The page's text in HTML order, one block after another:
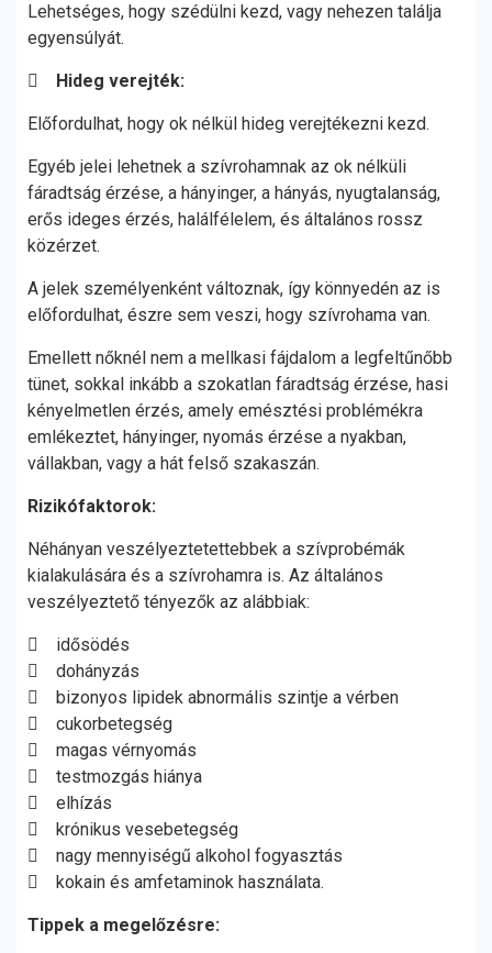
Lehetséges, hogy szédülni kezd, vagy nehezen találja
egyensúlyát.
 Hideg verejték:
Előfordulhat, hogy ok nélkül hideg verejtékezni kezd.
Egyéb jelei lehetnek a szívrohamnak az ok nélküli
fáradtság érzése, a hányinger, a hányás, nyugtalanság,
erős ideges érzés, halálfélelem, és általános rossz
közérzet.
A jelek személyenként változnak, így könnyedén az is
előfordulhat, észre sem veszi, hogy szívrohama van.
Emellett nőknél nem a mellkasi fájdalom a legfeltűnőbb
tünet, sokkal inkább a szokatlan fáradtság érzése, hasi
kényelmetlen érzés, amely emésztési problémékra
emlékeztet, hányinger, nyomás érzése a nyakban,
vállakban, vagy a hát felső szakaszán.
Rizikófaktorok:
Néhányan veszélyeztetettebbek a szívprobémák
kialakulására és a szívrohamra is. Az általános
veszélyeztető tényezők az alábbiak:
 idősödés
 dohányzás
 bizonyos lipidek abnormális szintje a vérben
 cukorbetegség
 magas vérnyomás
 testmozgás hiánya
 elhízás
 krónikus vesebetegség
 nagy mennyiségű alkohol fogyasztás
 kokain és amfetaminok használata.
Tippek a megelőzésre: